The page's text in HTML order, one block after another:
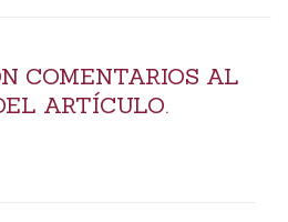
COMENTARIOS AL
ARTÍCULO.